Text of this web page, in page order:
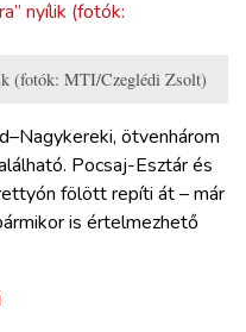
(fotók: MTI/Czeglédi Zsolt)
ötvenhárom
Pocsaj-Esztár és
fölött repíti át – már
is értelmezhető